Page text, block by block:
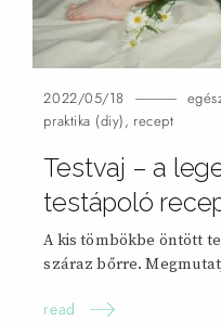
2022/05/18
praktika (diy), recept
Testvaj – a
testápoló
A kis tömbökbe öntött
száraz bőrre.
read